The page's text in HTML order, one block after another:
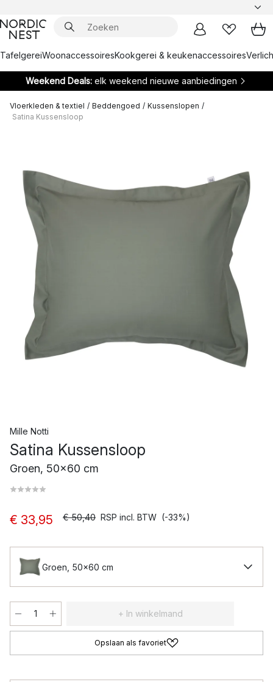
TafelgereiWoonaccessoiresKookgerei & keukenaccessoires
Weekend Deals: elk weekend nieuwe aanbiedingen
Vloerkleden & textiel / Beddengoed / Kussenslopen /
Satina Kussensloop
Mille Notti
Satina Kussensloop
Groen, 50x60 cm
€ 33,95 € 50,40 RSP incl. BTW (-33%)
Groen, 50x60 cm
+ In winkelmand
Opslaan als favoriet